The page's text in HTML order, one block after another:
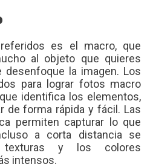
es el macro, que
al objeto que quieres
la imagen. Los
para lograr fotos macro
identifica los elementos,
de forma rápida y fácil. Las
permiten capturar lo que
a corta distancia se
texturas y los colores
intensos.